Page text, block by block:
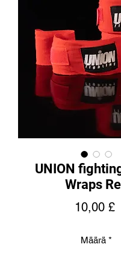
UNION
Wraps
10,00 £
Määrä *